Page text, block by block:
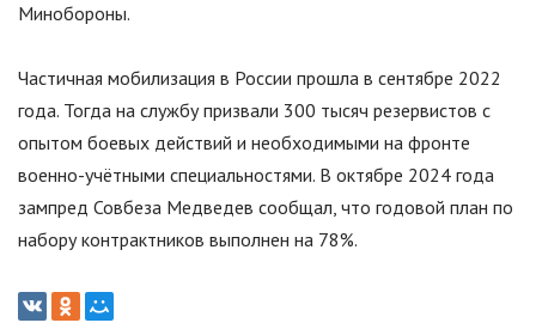
Минобороны.
Частичная мобилизация в России прошла в сентябре 2022
года. Тогда на службу призвали 300 тысяч резервистов с
опытом боевых действий и необходимыми на фронте
военно-учётными специальностями. В октябре 2024 года
зампред Совбеза Медведев сообщал, что годовой план по
набору контрактников выполнен на 78%.